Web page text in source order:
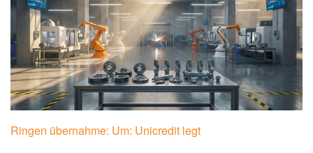
Ringen übernahme: Um: Unicredit legt